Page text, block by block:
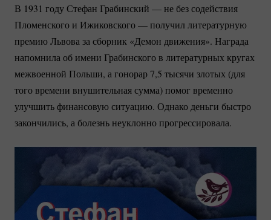
В 1931 году Стефан Грабинский — не без содействия
Пломенского и Ижиковского — получил литературную
премию Львова за сборник «Демон движения». Награда
напомнила об имени Грабинского в литературных кругах
межвоенной Польши, а гонорар 7,5 тысячи злотых (для
того времени внушительная сумма) помог временно
улучшить финансовую ситуацию. Однако деньги быстро
закончились, а болезнь неуклонно прогрессировала.